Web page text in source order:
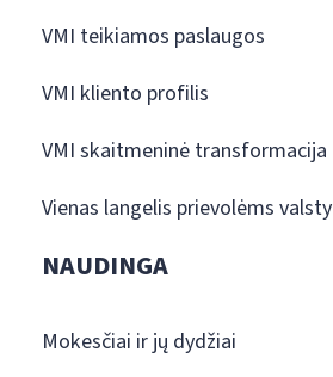
VMI teikiamos paslaugos
VMI kliento profilis
VMI skaitmeninė transformacija
Vienas langelis prievolėms
NAUDINGA
Mokesčiai ir jų dydžiai